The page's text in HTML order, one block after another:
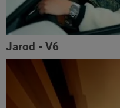
Jarod - V6